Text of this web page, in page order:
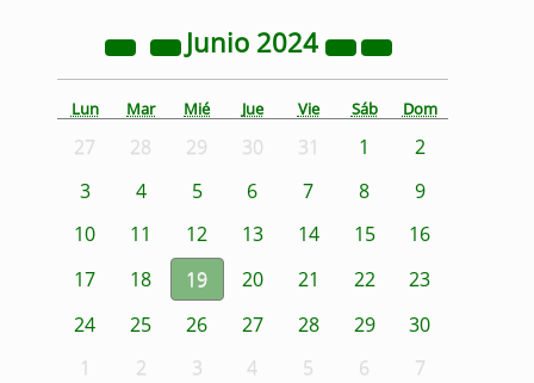
Junio 2024
Lun Mar Mié Jue Vie Sáb Dom
27 28 29 30 31 1
2
3
4 5 6 7 8
9
10
11 12 13 14 15
16
17
18 19 20 21 22
23
24
25 26 27 28 29
30
1
2 3 4 5 6 7